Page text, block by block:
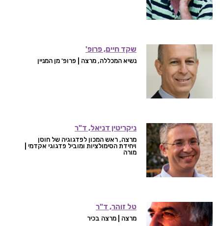
שקד חיים, פרופ'
נשיא המכללה, מרצה | פרופ' מן המניין
ניקריטין דניאל, ד"ר
מרצה, ראש המכון לפדגוגיה של חוסן
ויחידת הסימולציות ומוביל פדגוגי אקדמי |
מורה
טל זוהר, ד"ר
מרצה | מרצה בכיר